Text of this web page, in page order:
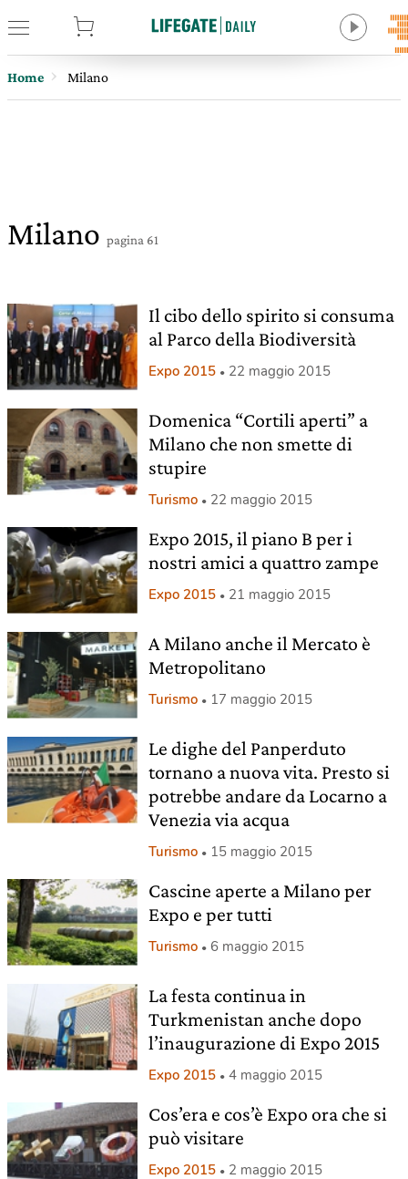
Home Milano
Milano pagina 61
Il cibo dello spirito si consuma
al Parco della Biodiversità
Expo 2015 22 maggio 2015
Domenica “Cortili aperti” a
Milano che non smette di
stupire
Turismo 22 maggio 2015
Expo 2015, il piano B per i
nostri amici a quattro zampe
Expo 2015 21 maggio 2015
A Milano anche il Mercato è
Metropolitano
Turismo 17 maggio 2015
Le dighe del Panperduto
tornano a nuova vita. Presto si
potrebbe andare da Locarno a
Venezia via acqua
Turismo 15 maggio 2015
Cascine aperte a Milano per
Expo e per tutti
Turismo 6 maggio 2015
La festa continua in
Turkmenistan anche dopo
l’inaugurazione di Expo 2015
Expo 2015 4 maggio 2015
Cos’era e cos’è Expo ora che si
può visitare
Expo 2015 2 maggio 2015